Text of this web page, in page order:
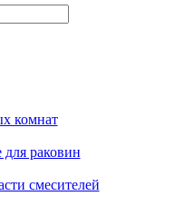
комнат
раковин
смесителей